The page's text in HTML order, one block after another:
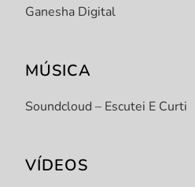
Ganesha Digital
MÚSICA
Soundcloud – Escutei E Curti
VÍDEOS